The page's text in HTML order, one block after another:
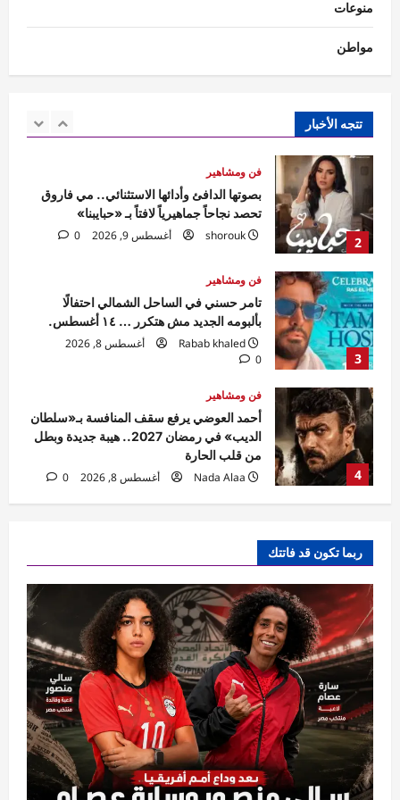
منوعات
مواطن
تتجه الأخبار
1
2
بصوتها الدافئ وأدائها الاستثنائي.. مي فاروق
3
فن ومشاهير
تامر حسني في الساحل الشمالي احتفالًا
بألبومه الجديد مش هتكرر … ١٤ أغسطس.
Rabab khaled
0
4
فن ومشاهير
أحمد العوضي يرفع سقف المنافسة بـ«سلطان
الديب» في رمضان 2027.. هيبة جديدة وبطل
من قلب الحارة
Nada Alaa
5
فن ومشاهير
مسلم يطرح أغنية «واحشاني».. سادس أغنيات
ألبومه الجديد
Nada Alaa
أغسطس 8, 2026
1
منتخب مصر
Ezat Magdy
أغسطس 9, 2026
2
فن ومشاهير
بصوتها الدافئ وأدائها الاستثنائي.. مي فاروق
تحصد نجاحاً جماهيرياً لافتاً بـ «حبايبنا»
shorouk
أغسطس 9, 2026 0
فن ومشاهير
تامر حسني في الساحل الشمالي احتفالًا
بألبومه الجديد مش هتكرر … ١٤ أغسطس.
ربما تكون قد فاتتك